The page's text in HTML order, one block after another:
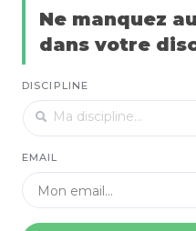
Ne manquez
dans votre
DISCIPLINE
EMAIL